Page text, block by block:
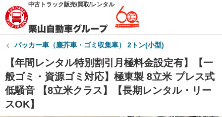
中古トラック販売/買取/レンタル
パッカー車（塵芥車・ゴミ収集車） 2トン(小型)
【年間レンタル特別割引月極料金設定有】【一
般ゴミ・資源ゴミ対応】極東製 8立米 プレス式
低騒音 【8立米クラス】【長期レンタル・リー
スOK】